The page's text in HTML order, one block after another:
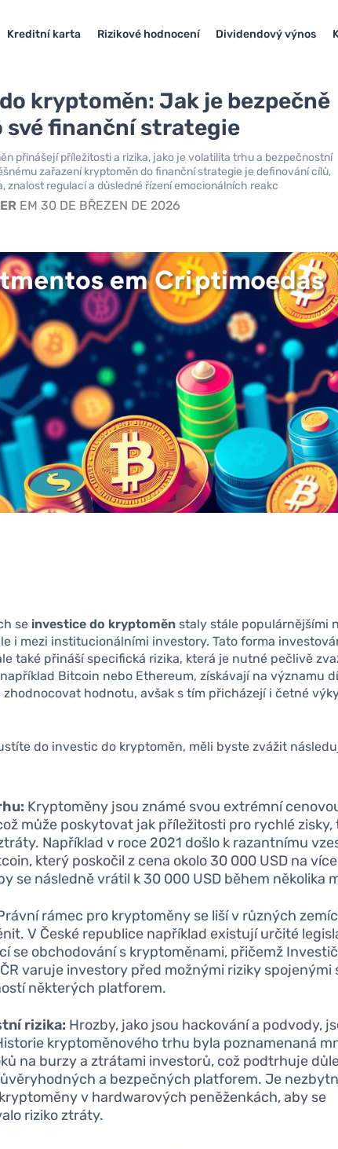
Kreditní karta Rizikové hodnocení Dividendový výnos
kryptoměn: Jak je bezpečně
své finanční strategie
přinášejí příležitosti a rizika, jako je volatilita trhu a bezpečnostní
zařazení kryptoměn do finanční strategie je definování cílů,
znalost regulací a důsledné řízení emocionálních reakc
EM 30 DE BŘEZEN DE 2026
se investice do kryptoměn staly stále populárnějšími
i mezi institucionálními investory. Tato forma
také přináší specifická rizika, která je nutné pečlivě
Bitcoin nebo Ethereum, získávají na významu
hodnotu, avšak s tím přicházejí i četné
do investic do kryptoměn, měli byste zvážit
Kryptoměny jsou známé svou extrémní
může poskytovat jak příležitosti pro rychlé zisky,
Například v roce 2021 došlo k razantnímu
který poskočil z cena okolo 30 000 USD na
se následně vrátil k 30 000 USD během několika
rámec pro kryptoměny se liší v různých
V České republice například existují určité
se obchodování s kryptoměnami, přičemž
varuje investory před možnými riziky spojenými
některých platforem.
rizika: Hrozby, jako jsou hackování a podvody,
kryptoměnového trhu byla poznamenaná
na burzy a ztrátami investorů, což podtrhuje
a bezpečných platforem. Je
v hardwarových peněženkách, aby se
riziko ztráty.